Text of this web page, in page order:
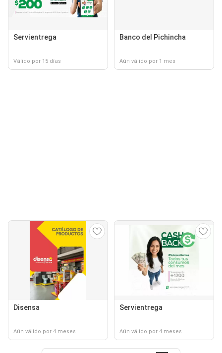
Servientrega
Válido por 15 días
Banco del Pichincha
Aún válido por 1 mes
Disensa
Aún válido por 4 meses
Servientrega
Aún válido por 4 meses